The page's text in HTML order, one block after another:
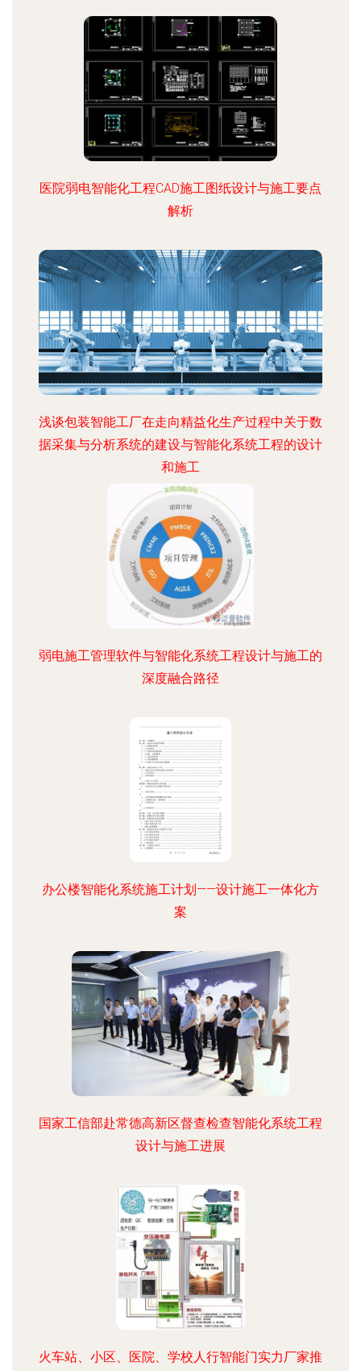
医院弱电智能化工程CAD施工图纸设计与施工要点
解析
浅谈包装智能工厂在走向精益化生产过程中关于数
据采集与分析系统的建设与智能化系统工程的设计
和施工
弱电施工管理软件与智能化系统工程设计与施工的
深度融合路径
办公楼智能化系统施工计划——设计施工一体化方
案
国家工信部赴常德高新区督查检查智能化系统工程
设计与施工进展
火车站、小区、医院、学校人行智能门实力厂家推